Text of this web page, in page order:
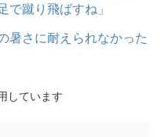
で蹴り飛ばすね」
暑さに耐えられなかった
しています